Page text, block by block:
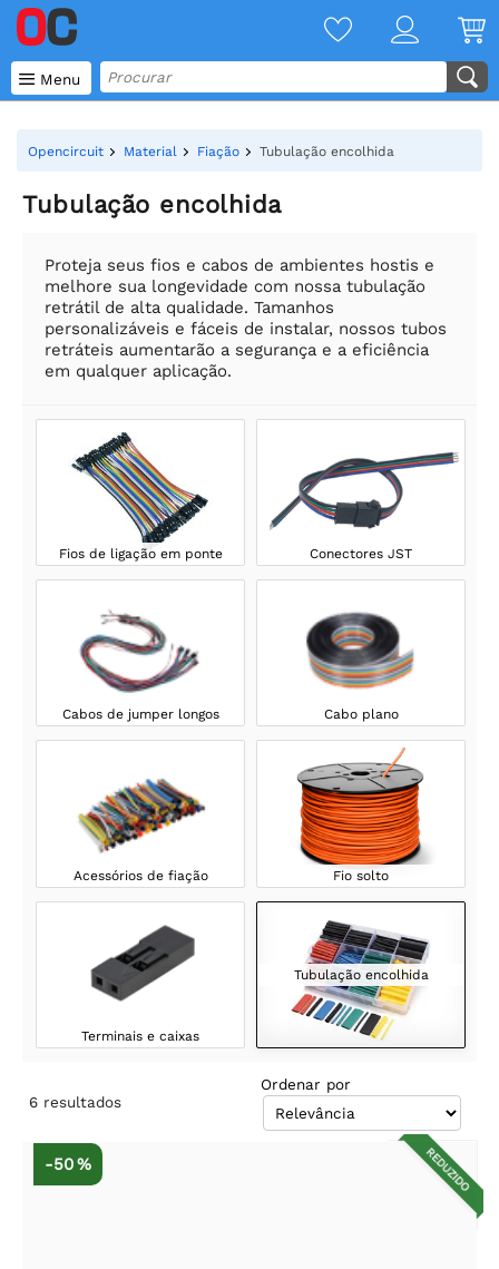
 Menu
Opencircuit Material Fiação Tubulação encolhida
Tubulação encolhida
Proteja seus fios e cabos de ambientes hostis e
melhore sua longevidade com nossa tubulação
retrátil de alta qualidade. Tamanhos
personalizáveis e fáceis de instalar, nossos tubos
retráteis aumentarão a segurança e a eficiência
em qualquer aplicação.
Fios de ligação em ponte Conectores JST
Cabos de jumper longos Cabo plano
Acessórios de fiação Fio solto
Terminais e caixas
Tubulação encolhida
6 resultados
Ordenar por
REDUZIDO
-50 %